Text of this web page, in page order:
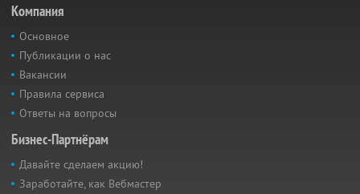
Компания
Основное
Публикации о нас
Вакансии
Правила сервиса
Ответы на вопросы
Бизнес-Партнёрам
Давайте сделаем акцию!
Заработайте, как Вебмастер